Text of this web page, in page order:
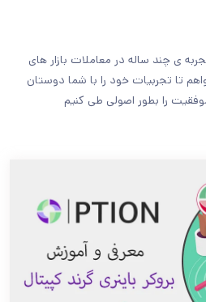
ی چند ساله در معاملات بازار های
تا تجربیات خود را با شما دوستان
را بطور اصولی طی کنیم